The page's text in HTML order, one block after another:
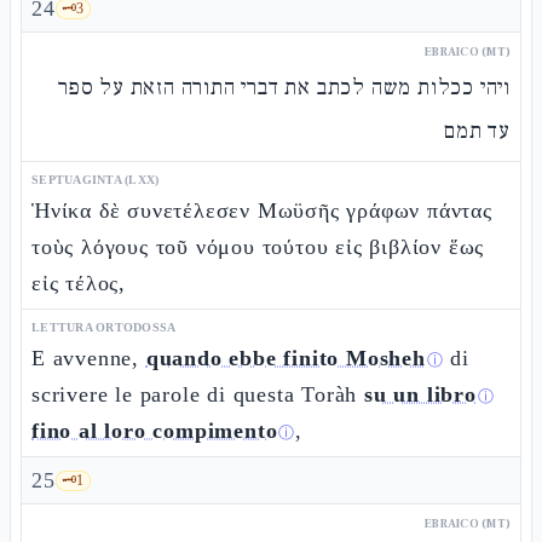
24 🗝️3
EBRAICO (MT)
ויהי ככלות משה לכתב את דברי התורה הזאת על ספר
עד תמם
SEPTUAGINTA (LXX)
Ἡνίκα δὲ συνετέλεσεν Μωϋσῆς γράφων πάντας
τοὺς λόγους τοῦ νόμου τούτου εἰς βιβλίον ἕως
εἰς τέλος,
LETTURA ORTODOSSA
E avvenne, quando ebbe finito Moshehⓘ di
scrivere le parole di questa Toràhsu un libroⓘ
fino al loro compimentoⓘ,
25 🗝️1
EBRAICO (MT)